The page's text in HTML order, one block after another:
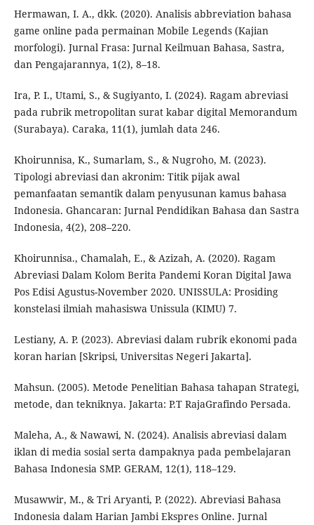
Hermawan, I. A., dkk. (2020). Analisis abbreviation bahasa
game online pada permainan Mobile Legends (Kajian
morfologi). Jurnal Frasa: Jurnal Keilmuan Bahasa, Sastra,
dan Pengajarannya, 1(2), 8–18.
Ira, P. I., Utami, S., & Sugiyanto, I. (2024). Ragam abreviasi
pada rubrik metropolitan surat kabar digital Memorandum
(Surabaya). Caraka, 11(1), jumlah data 246.
Khoirunnisa, K., Sumarlam, S., & Nugroho, M. (2023).
Tipologi abreviasi dan akronim: Titik pijak awal
pemanfaatan semantik dalam penyusunan kamus bahasa
Indonesia. Ghancaran: Jurnal Pendidikan Bahasa dan Sastra
Indonesia, 4(2), 208–220.
Khoirunnisa., Chamalah, E., & Azizah, A. (2020). Ragam
Abreviasi Dalam Kolom Berita Pandemi Koran Digital Jawa
Pos Edisi Agustus-November 2020. UNISSULA: Prosiding
konstelasi ilmiah mahasiswa Unissula (KIMU) 7.
Lestiany, A. P. (2023). Abreviasi dalam rubrik ekonomi pada
koran harian [Skripsi, Universitas Negeri Jakarta].
Mahsun. (2005). Metode Penelitian Bahasa tahapan Strategi,
metode, dan tekniknya. Jakarta: P.T RajaGrafindo Persada.
Maleha, A., & Nawawi, N. (2024). Analisis abreviasi dalam
iklan di media sosial serta dampaknya pada pembelajaran
Bahasa Indonesia SMP. GERAM, 12(1), 118–129.
Musawwir, M., & Tri Aryanti, P. (2022). Abreviasi Bahasa
Indonesia dalam Harian Jambi Ekspres Online. Jurnal